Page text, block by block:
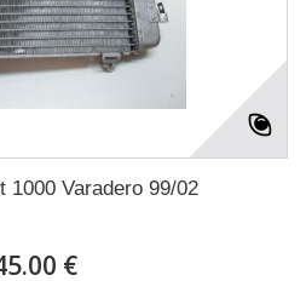
1000 Varadero 99/02
€